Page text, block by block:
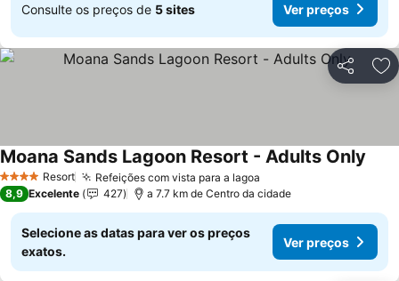
Consulte os preços de 5 sites Ver preços
Partilhar
4 EstrelasResort Refeições com vista para a lagoa
Moana Sands Lagoon Resort - Adults Only
8,9 Excelente 427 a 7.7 km de Centro da cidade
Selecione as datas para ver os preços
exatos.
Ver preços